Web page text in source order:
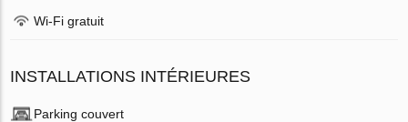
Wi-Fi gratuit
INSTALLATIONS INTÉRIEURES
Parking couvert